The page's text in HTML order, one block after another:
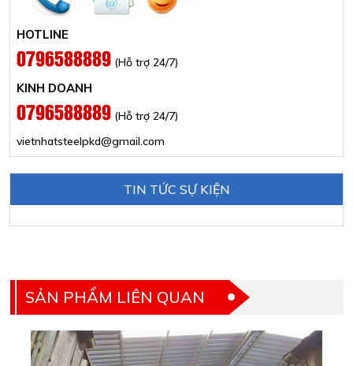
HOTLINE
0796588889 (Hỗ trợ 24/7)
KINH DOANH
0796588889 (Hỗ trợ 24/7)
vietnhatsteelpkd@gmail.com
TIN TỨC SỰ KIỆN
SẢN PHẨM LIÊN QUAN